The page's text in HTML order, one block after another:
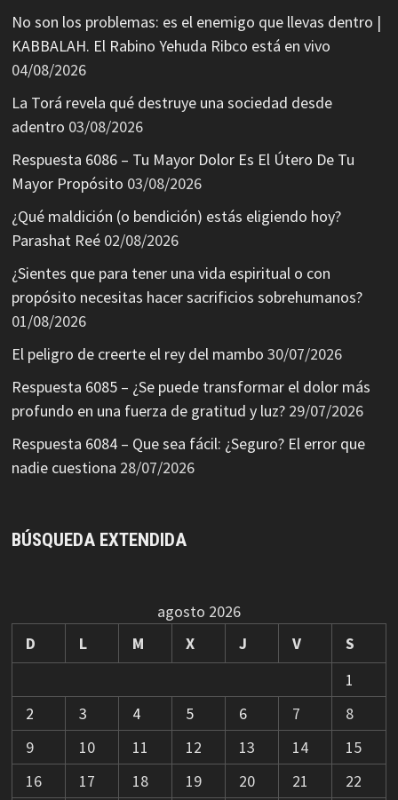
No son los problemas: es el enemigo que llevas dentro |
KABBALAH. El Rabino Yehuda Ribco está en vivo
04/08/2026
La Torá revela qué destruye una sociedad desde
adentro 03/08/2026
Respuesta 6086 – Tu Mayor Dolor Es El Útero De Tu
Mayor Propósito 03/08/2026
¿Qué maldición (o bendición) estás eligiendo hoy?
Parashat Reé 02/08/2026
¿Sientes que para tener una vida espiritual o con
propósito necesitas hacer sacrificios sobrehumanos?
01/08/2026
El peligro de creerte el rey del mambo 30/07/2026
Respuesta 6085 – ¿Se puede transformar el dolor más
profundo en una fuerza de gratitud y luz? 29/07/2026
Respuesta 6084 – Que sea fácil: ¿Seguro? El error que
nadie cuestiona 28/07/2026
BÚSQUEDA EXTENDIDA
agosto 2026
D
L M X J V
S
1
2
3 4 5 6 7
8
9
10 11 12 13 14
15
16
17 18 19 20 21
22